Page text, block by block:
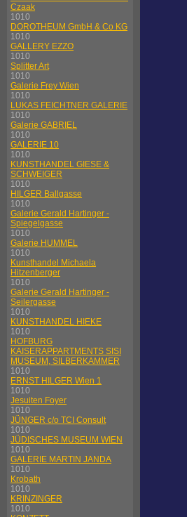
Czaak
1010
DOROTHEUM GmbH & Co KG
1010
GALLERY EZZO
1010
Splitter Art
1010
Galerie Frey Wien
1010
LUKAS FEICHTNER GALERIE
1010
Galerie GABRIEL
1010
GALERIE 10
1010
KUNSTHANDEL GIESE &
SCHWEIGER
1010
HILGER Ballgasse
1010
Galerie Gerald Hartinger -
Spiegelgasse
1010
Galerie HUMMEL
1010
Kunsthandel Michaela
Hitzenberger
1010
Galerie Gerald Hartinger -
Seilergasse
1010
KUNSTHANDEL HIEKE
1010
HOFBURG
KAISERAPPARTMENTS SISI
MUSEUM, SILBERKAMMER
1010
ERNST HILGER Wien 1
1010
Jesuiten Foyer
1010
JÜNGER c/o TCI Consult
1010
JÜDISCHES MUSEUM WIEN
1010
GALERIE MARTIN JANDA
1010
Krobath
1010
KRINZINGER
1010